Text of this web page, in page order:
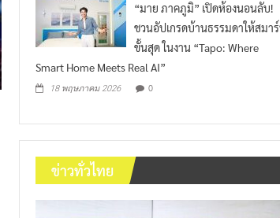
ชวนอัปเกรดบ้านธรรมดาให้สมาร์ท
ขั้นสุด ในงาน “Tapo: Where
Smart Home Meets Real AI”
ข่าวทั่วไทย